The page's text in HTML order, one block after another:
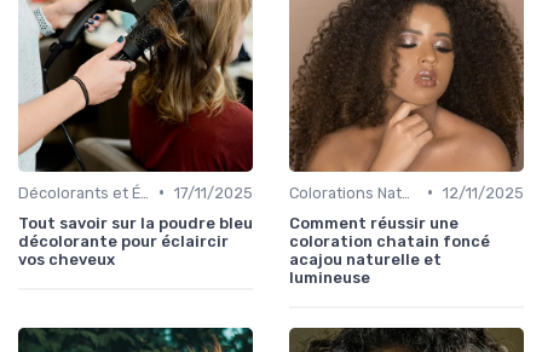
• 17/11/2025
Tout savoir sur la poudre bleu
décolorante pour éclaircir
vos cheveux
• 12/11/2025
Comment réussir une
coloration chatain foncé
acajou naturelle et
lumineuse